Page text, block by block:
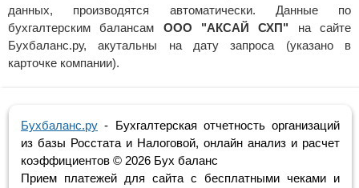
данных, производятся автоматически. Данные по
бухгалтерским балансам ООО "АКСАЙ СХП" на сайте
Бухбаланс.ру, акутальны на дату запроса (указано в
карточке компании).
Бухбаланс.ру - Бухгалтерская отчетность организаций
из базы Росстата и Налоговой, онлайн анализ и расчет
коэффициентов © 2026 Бух баланс
Прием платежей для сайта с бесплатными чеками и